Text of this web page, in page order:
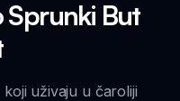
Sprunki But
uživaju u čaroliji